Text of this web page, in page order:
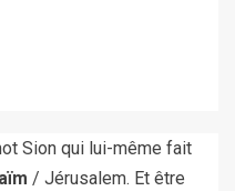
Sion qui lui-même fait
/ Jérusalem. Et être